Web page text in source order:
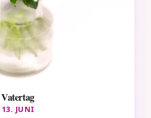
Vatertag
13. JUNI